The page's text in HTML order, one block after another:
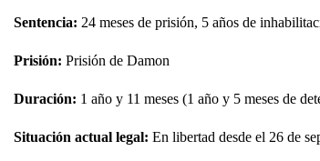
Sentencia: 24 meses de prisión, 5 años de
Prisión: Prisión de Damon
Duración: 1 año y 11 meses (1 año y 5 meses de
Situación actual legal: En libertad desde el 26 de